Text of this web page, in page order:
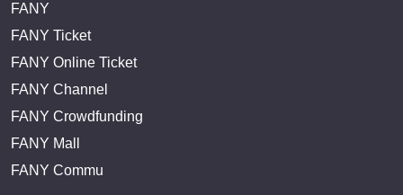
FANY
FANY Ticket
FANY Online Ticket
FANY Channel
FANY Crowdfunding
FANY Mall
FANY Commu